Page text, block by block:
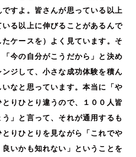
すよ。皆さんが思っている以上
る以上に伸びることがあるんで
ケースを）よく見ています。そ
今の自分がこうだから」と決め
ジして、小さな成功体験を積ん
なと思っています。本当に「や
とりひとり違うので、１００人皆
」と言って、それが通用するも
りひとりを見ながら「これでや
いかも知れない」ということを